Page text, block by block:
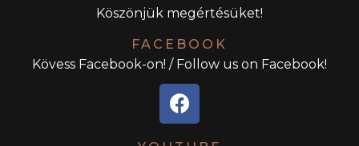
Köszönjük megértésüket!
FACEBOOK
Kövess Facebook-on! / Follow us on Facebook!